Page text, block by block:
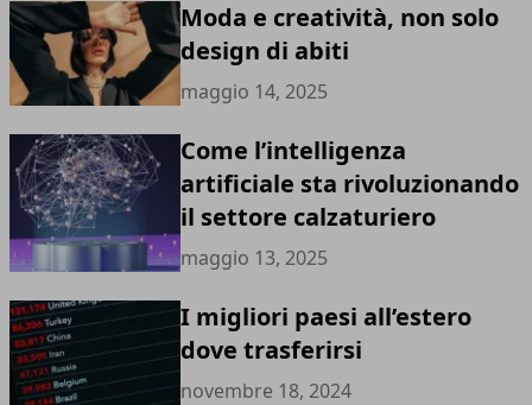
Moda e creatività, non solo
design di abiti
maggio 14, 2025
Come l’intelligenza
artificiale sta rivoluzionando
il settore calzaturiero
maggio 13, 2025
I migliori paesi all’estero
dove trasferirsi
novembre 18, 2024